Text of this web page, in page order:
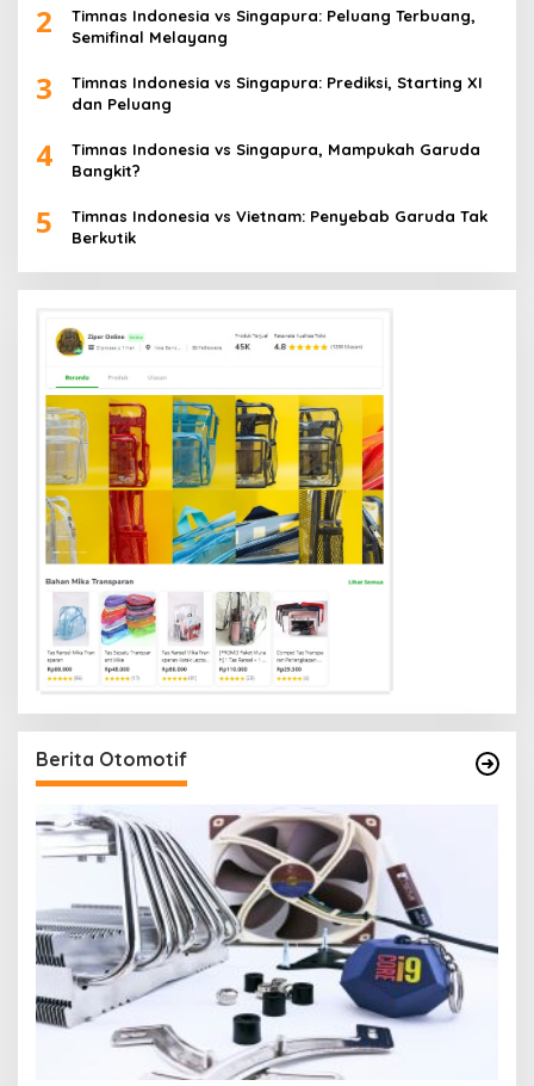
2
Timnas Indonesia vs Singapura: Peluang Terbuang,
Semifinal Melayang
3
Timnas Indonesia vs Singapura: Prediksi, Starting XI
dan Peluang
4
Timnas Indonesia vs Singapura, Mampukah Garuda
Bangkit?
5
Timnas Indonesia vs Vietnam: Penyebab Garuda Tak
Berkutik
Berita Otomotif